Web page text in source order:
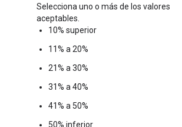
Selecciona uno o más de los valores
aceptables.
10% superior
11% a 20%
21% a 30%
31% a 40%
41% a 50%
50% inferior